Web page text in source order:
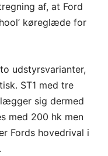
af, at Ford
køreglæde for
udstyrsvarianter,
ST1 med tre
sig dermed
med 200 hk men
Fords hovedrival i